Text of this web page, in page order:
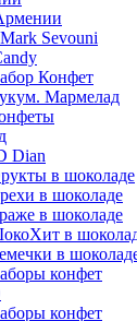
Sevouni
Конфет
Мармелад
Dian
в шоколаде
в шоколаде
в шоколаде
в
в
конфет
конфет